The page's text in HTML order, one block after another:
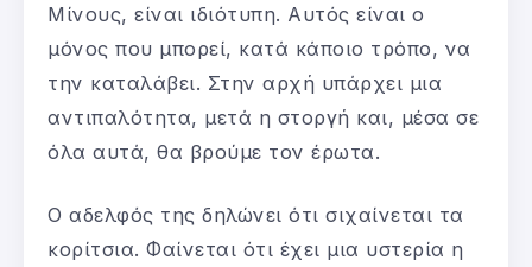
Μίνους, είναι ιδιότυπη. Αυτός είναι ο
μόνος που μπορεί, κατά κάποιο τρόπο, να
την καταλάβει. Στην αρχή υπάρχει μια
αντιπαλότητα, μετά η στοργή και, μέσα σε
όλα αυτά, θα βρούμε τον έρωτα.
Ο αδελφός της δηλώνει ότι σιχαίνεται τα
κορίτσια. Φαίνεται ότι έχει μια υστερία η